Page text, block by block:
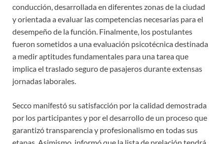
conducción, desarrollada en diferentes zonas de la ciudad
y orientada a evaluar las competencias necesarias para el
desempeño de la función. Finalmente, los postulantes
fueron sometidos a una evaluación psicotécnica destinada
a medir aptitudes fundamentales para una tarea que
implica el traslado seguro de pasajeros durante extensas
jornadas laborales.
Secco manifestó su satisfacción por la calidad demostrada
por los participantes y por el desarrollo de un proceso que
garantizó transparencia y profesionalismo en todas sus